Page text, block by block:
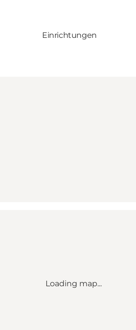
Einrichtungen
Loading map...